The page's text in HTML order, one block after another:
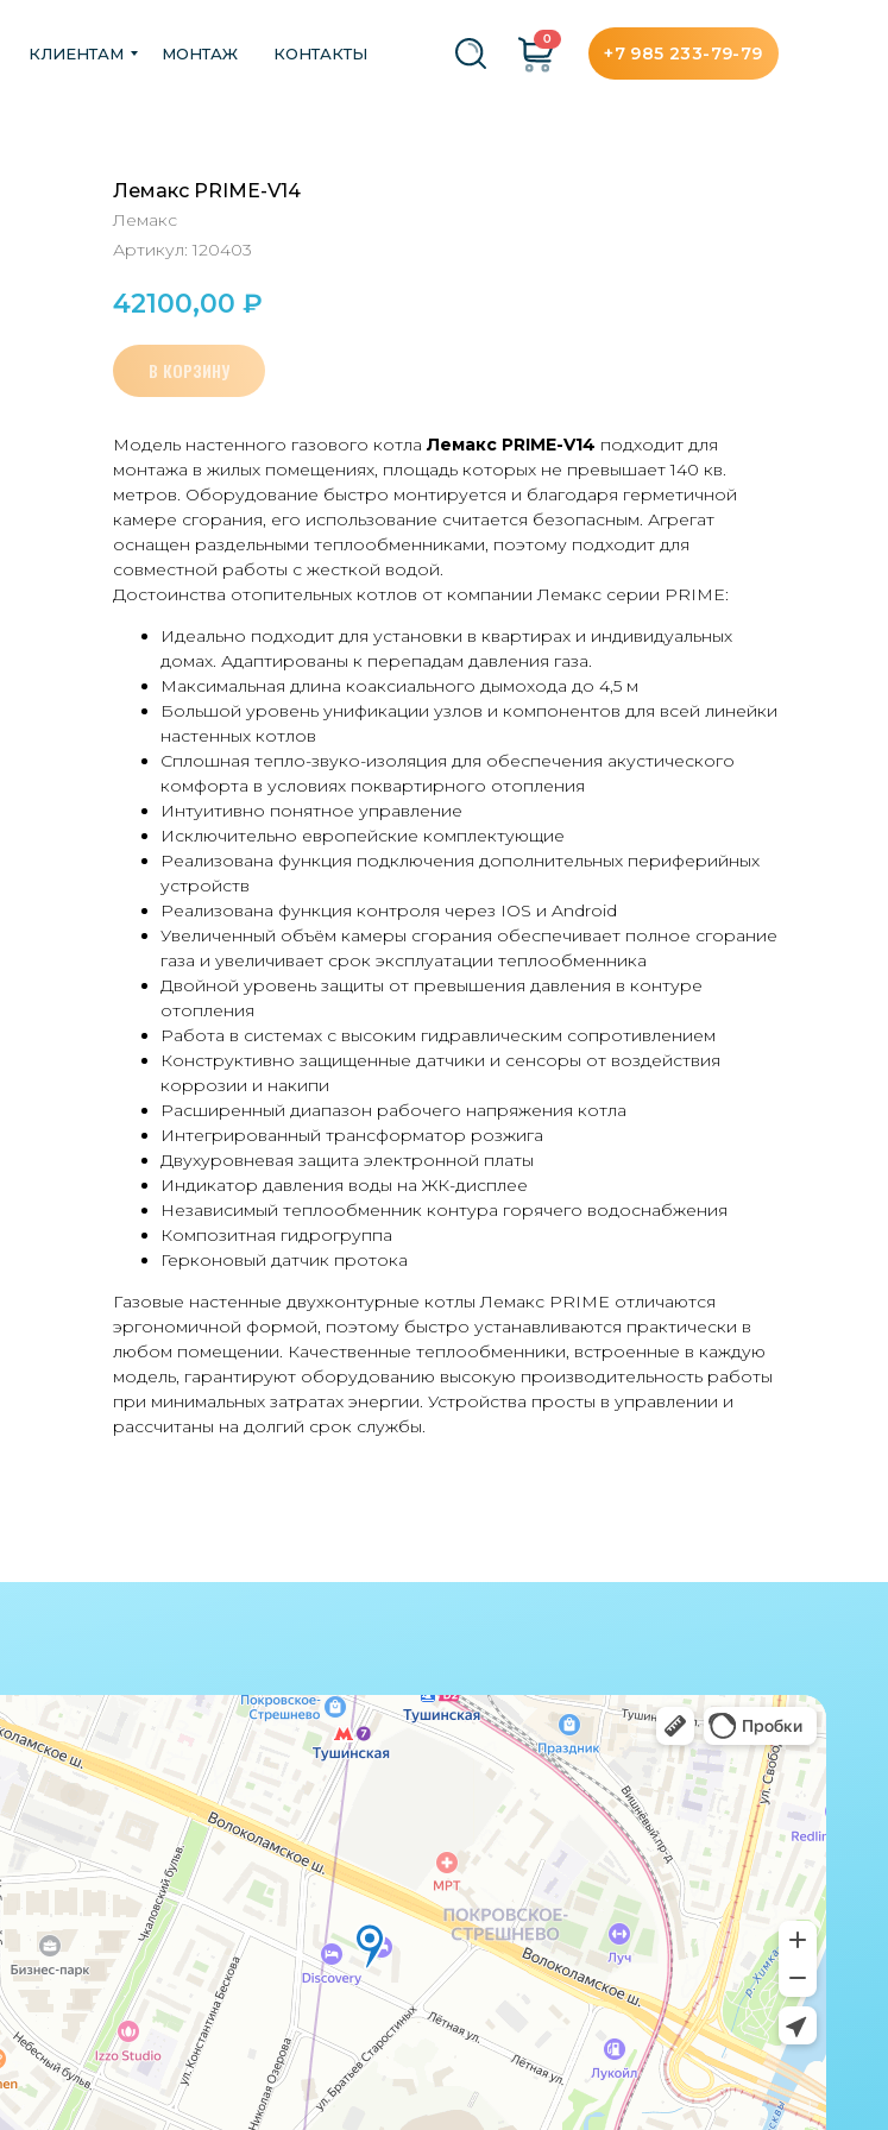
КЛИЕНТАМ МОНТАЖ КОНТАКТЫ
0
+7 985 233-79-79
Лемакс PRIME-V14
Лемакс
Артикул: 120403
42100,00 ₽
В КОРЗИНУ
Модель настенного газового котла Лемакс PRIME-V14 подходит для
монтажа в жилых помещениях, площадь которых не превышает 140 кв.
метров. Оборудование быстро монтируется и благодаря герметичной
камере сгорания, его использование считается безопасным. Агрегат
оснащен раздельными теплообменниками, поэтому подходит для
совместной работы с жесткой водой.
Достоинства отопительных котлов от компании Лемакс серии PRIME:
Идеально подходит для установки в квартирах и индивидуальных
домах. Адаптированы к перепадам давления газа.
Максимальная длина коаксиального дымохода до 4,5 м
Большой уровень унификации узлов и компонентов для всей линейки
настенных котлов
Сплошная тепло-звуко-изоляция для обеспечения акустического
комфорта в условиях поквартирного отопления
Интуитивно понятное управление
Исключительно европейские комплектующие
Реализована функция подключения дополнительных периферийных
устройств
Реализована функция контроля через IOS и Android
Увеличенный объём камеры сгорания обеспечивает полное сгорание
газа и увеличивает срок эксплуатации теплообменника
Двойной уровень защиты от превышения давления в контуре
отопления
Работа в системах с высоким гидравлическим сопротивлением
Конструктивно защищенные датчики и сенсоры от воздействия
коррозии и накипи
Расширенный диапазон рабочего напряжения котла
Интегрированный трансформатор розжига
Двухуровневая защита электронной платы
Индикатор давления воды на ЖК-дисплее
Независимый теплообменник контура горячего водоснабжения
Композитная гидрогруппа
Герконовый датчик протока
Газовые настенные двухконтурные котлы Лемакс PRIME отличаются
эргономичной формой, поэтому быстро устанавливаются практически в
любом помещении. Качественные теплообменники, встроенные в каждую
модель, гарантируют оборудованию высокую производительность работы
при минимальных затратах энергии. Устройства просты в управлении и
рассчитаны на долгий срок службы.